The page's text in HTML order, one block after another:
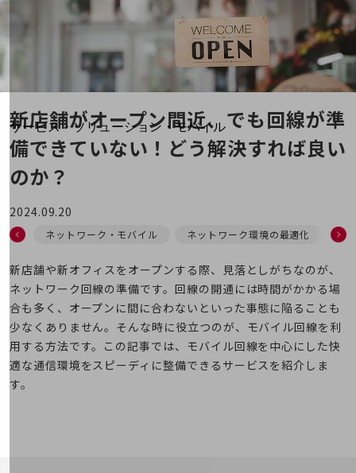
地域経済のさらなる活性化に取り組みます
自治体・地域社会との共創
LGPF(Local Government Platform)
別ウィンドウで開きます
サービス・ソリューション・モバイル
サービス・ソリューションTOP
DXに関する課題を解決する
サービス・ソリューションをご紹介
カテゴリーで探すTOP
クラウド・データセンター
電話・映像コミュニケーション
セキュリティ
5G
新店舗がオープン間近、 でも回線が準
備できていない！ どう解決すれば良い
のか？
2024.09.20
ネットワーク・モバイル ネットワーク環境の最適化 ゼ
新店舗や新オフィスをオープンする際、見落としがちなのが、
ネットワーク回線の準備です。回線の開通には時間がかかる場
合も多く、オープンに間に合わないといった事態に陥ることも
少なくありません。そんな時に役立つのが、モバイル回線を利
用する方法です。この記事では、モバイル回線を中心にした快
適な通信環境をスピーディに整備できるサービスを紹介しま
す。